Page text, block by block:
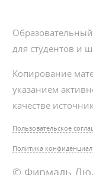
для студентов и
Копирование
указанием
качестве
Пользовательское
Политика
© Фирмаль